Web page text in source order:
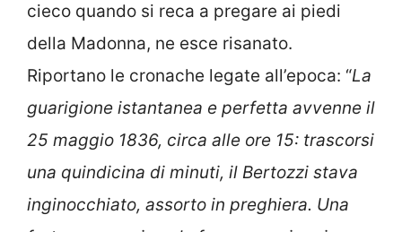
cieco quando si reca a pregare ai piedi
della Madonna, ne esce risanato.
Riportano le cronache legate all’epoca: “La
guarigione istantanea e perfetta avvenne il
25 maggio 1836, circa alle ore 15: trascorsi
una quindicina di minuti, il Bertozzi stava
inginocchiato, assorto in preghiera. Una